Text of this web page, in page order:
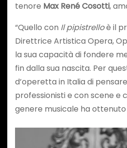
tenore Max René Cosotti,
“Quello con Il pipistrelloè il
Direttrice Artistica Opera,
la sua capacità di fondere
fin dalla sua nascita. Per
d’operetta in Italia di
professionisti e con scene e
genere musicale ha ottenuto